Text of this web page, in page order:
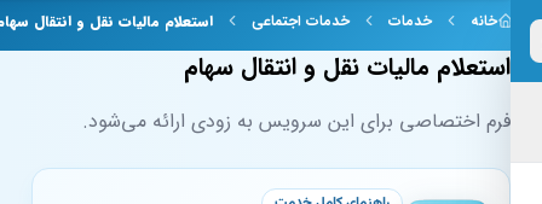
به محتوای اصلی
خانه خدمات خدمات اجتماعی استعلام مالیات نقل و انتقال سهام
استعلام مالیات نقل و انتقال سهام
فرم اختصاصی برای این سرویس به زودی ارائه می‌شود.